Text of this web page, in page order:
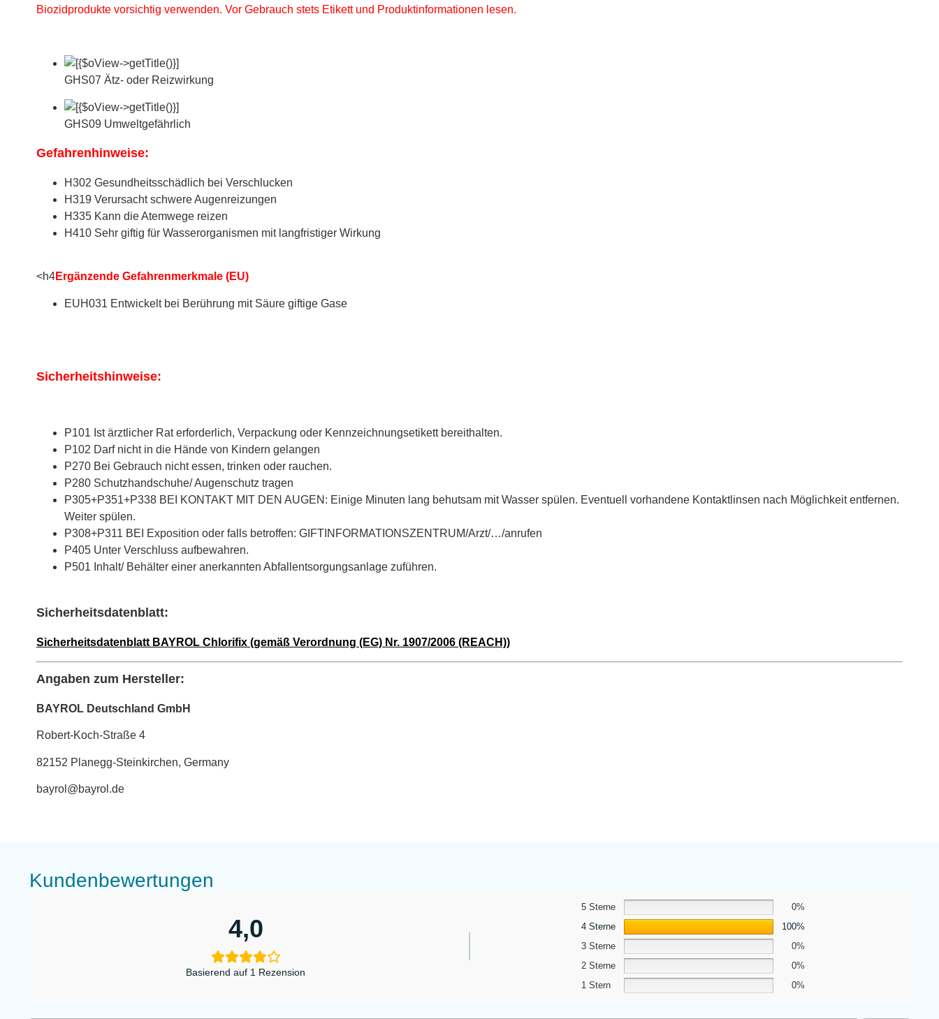
Biozidprodukte vorsichtig verwenden. Vor Gebrauch stets Etikett und Produktinformationen lesen.
GHS07 Ätz- oder Reizwirkung
GHS09 Umweltgefährlich
Gefahrenhinweise:
H302 Gesundheitsschädlich bei Verschlucken
H319 Verursacht schwere Augenreizungen
H335 Kann die Atemwege reizen
H410 Sehr giftig für Wasserorganismen mit langfristiger Wirkung
<h4Ergänzende Gefahrenmerkmale (EU)
EUH031 Entwickelt bei Berührung mit Säure giftige Gase
Sicherheitshinweise:
P101 Ist ärztlicher Rat erforderlich, Verpackung oder Kennzeichnungsetikett bereithalten.
P102 Darf nicht in die Hände von Kindern gelangen
P270 Bei Gebrauch nicht essen, trinken oder rauchen.
P280 Schutzhandschuhe/ Augenschutz tragen
P305+P351+P338 BEI KONTAKT MIT DEN AUGEN: Einige Minuten lang behutsam mit Wasser spülen. Eventuell vorhandene Kontaktlinsen nach Möglichkeit entfernen.
Weiter spülen.
P308+P311 BEI Exposition oder falls betroffen: GIFTINFORMATIONSZENTRUM/Arzt/…/anrufen
P405 Unter Verschluss aufbewahren.
P501 Inhalt/ Behälter einer anerkannten Abfallentsorgungsanlage zuführen.
Sicherheitsdatenblatt:
Sicherheitsdatenblatt BAYROL Chlorifix (gemäß Verordnung (EG) Nr. 1907/2006 (REACH))
Angaben zum Hersteller:
BAYROL Deutschland GmbH
Robert-Koch-Straße 4
82152 Planegg-Steinkirchen, Germany
bayrol@bayrol.de
Kundenbewertungen
4,0
Basierend auf 1 Rezension
5 Sterne
0%
4 Sterne
100%
3 Sterne
0%
2 Sterne
0%
1 Stern
0%